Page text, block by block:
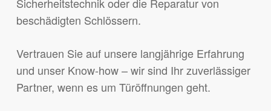
beschädigten Schlössern.
Vertrauen Sie auf unsere langjährige Erfahrung
und unser Know-how – wir sind Ihr zuverlässiger
Partner, wenn es um Türöffnungen geht.